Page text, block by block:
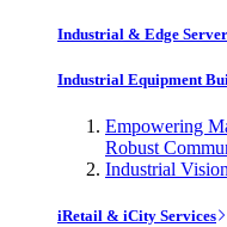
Industrial & Edge
Industrial Equipment
Empowering
Robust
Industrial
iRetail & iCity Services